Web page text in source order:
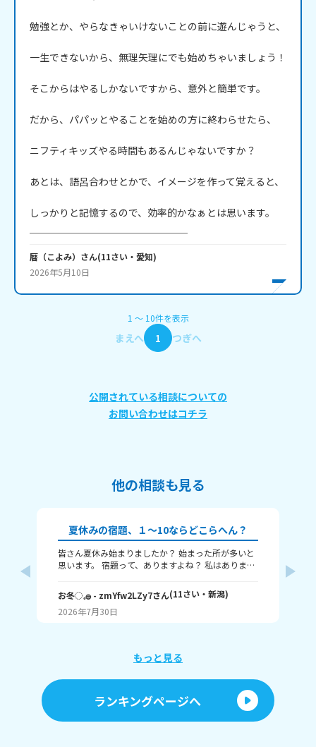
勉強とか、やらなきゃいけないことの前に遊んじゃうと、
一生できないから、無理矢理にでも始めちゃいましょう！
そこからはやるしかないですから、意外と簡単です。
だから、パパッとやることを始めの方に終わらせたら、
ニフティキッズやる時間もあるんじゃないですか？
あとは、語呂合わせとかで、イメージを作って覚えると、
しっかりと記憶するので、効率的かなぁとは思います。
暦（こよみ） さん(11さい・ 愛知)
2026年5月10日
1 〜 10件を表示
まえへ 1 つぎへ
公開されている相談についての
お問い合わせはコチラ
他の相談も見る
夏休みの宿題、１～10ならどこらへん？
皆さん夏休み始まりましたか？ 始まった所が多いと
思います。 宿題って、ありますよね？ 私はありま
いうことです！ 私は6です！ワークと習字と絵が残
ってるので！ みなさんも教えてください！ それじゃ
お冬◌𓈒𓐍- zmYfw2LZy7さん(11さい・ 新潟)
2026年7月30日
もっと見る
ランキングページへ